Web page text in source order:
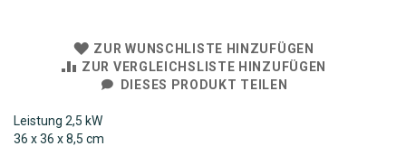
ZUR WUNSCHLISTE HINZUFÜGEN
ZUR VERGLEICHSLISTE HINZUFÜGEN
DIESES PRODUKT TEILEN
Leistung 2,5 kW
36 x 36 x 8,5 cm